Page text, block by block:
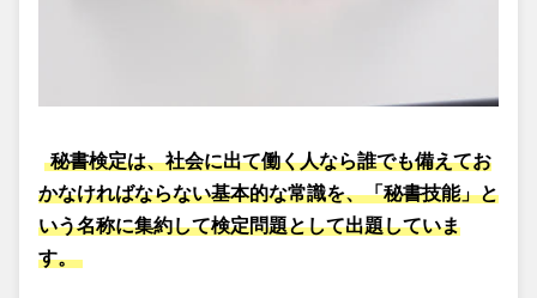
秘書検定は、社会に出て働く人なら誰でも備えてお
かなければならない基本的な常識を、「秘書技能」と
いう名称に集約して検定問題として出題していま
す。